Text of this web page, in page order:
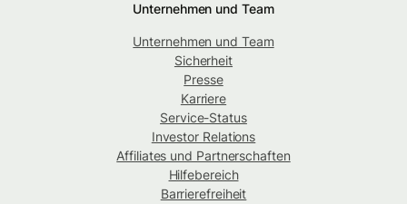
Unternehmen und Team
Unternehmen und Team
Sicherheit
Presse
Karriere
Service-Status
Investor Relations
Affiliates und Partnerschaften
Hilfebereich
Barrierefreiheit